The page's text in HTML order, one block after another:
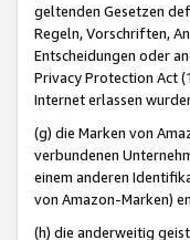
geltenden Gesetzen
Regeln, Vorschriften,
Entscheidungen oder
Privacy Protection Act
Internet erlassen
(g) die Marken von
verbundenen
einem anderen
von Amazon-Marken)
(h) die anderweitig